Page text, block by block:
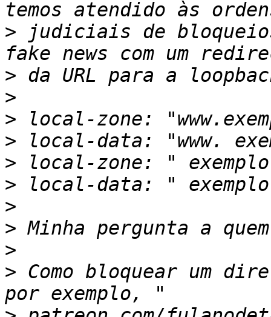
> judiciais de
>
>
>
>
>
>
>
>
>
> Como bloquear um